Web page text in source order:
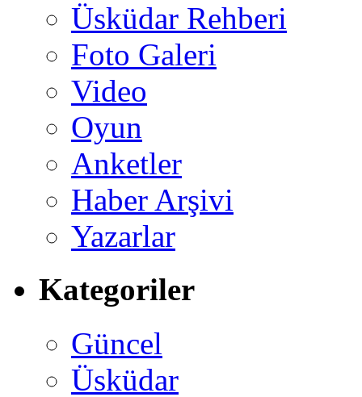
Üsküdar Rehberi
Foto Galeri
Video
Oyun
Anketler
Haber Arşivi
Yazarlar
Kategoriler
Güncel
Üsküdar